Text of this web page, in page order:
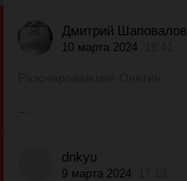
Дмитрий Шаповалов
10 марта 2024
dnkyu
9 марта 2024